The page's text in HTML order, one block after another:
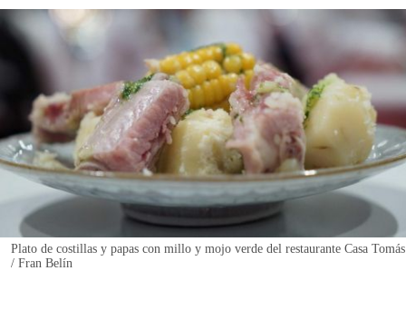
REGISTRO
INICIAR SESIÓN
Plato de costillas y papas con millo y mojo verde del restaurante Casa Tomás
/ Fran Belín